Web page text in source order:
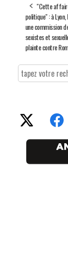
"Cette
politique" : à
une commission
sexistes et
plainte contre